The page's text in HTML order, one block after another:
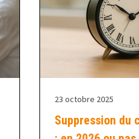
23 octobre 2025
Suppression du